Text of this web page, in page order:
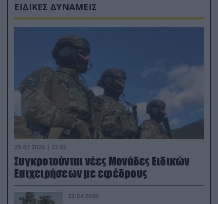
ΕΙΔΙΚΕΣ ΔΥΝΑΜΕΙΣ
29.07.2026 | 22:02
Συγκροτούνται νέες Μονάδες Ειδικών
Επιχειρήσεων με εφέδρους
23.04.2026